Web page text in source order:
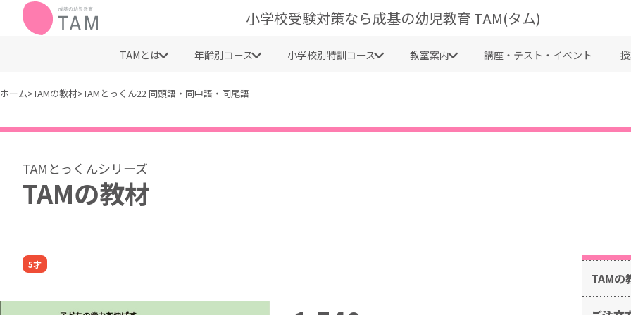
小学校受験対策なら成基の幼児教育 TAM(タム)
TAMとは 年齢別コース 小学校別特訓コース 教室案内 講座・テスト・イベント
ホーム>TAMの教材>TAMとっくん22 同頭語・同中語・同尾語
TAMの教材
5才
TAMの